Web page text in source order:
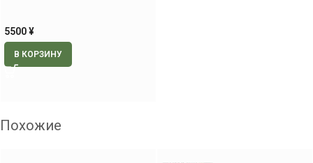
5500¥
В КОРЗИНУ
Похожие